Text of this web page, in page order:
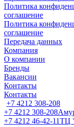
Политика
соглашение
Политика
соглашение
Передача данных
Компания
О компании
Бренды
Вакансии
Контакты
Контакты
+7 4212 308-208
+7 4212 308-208
+7 4212 46-42-11ТЦ